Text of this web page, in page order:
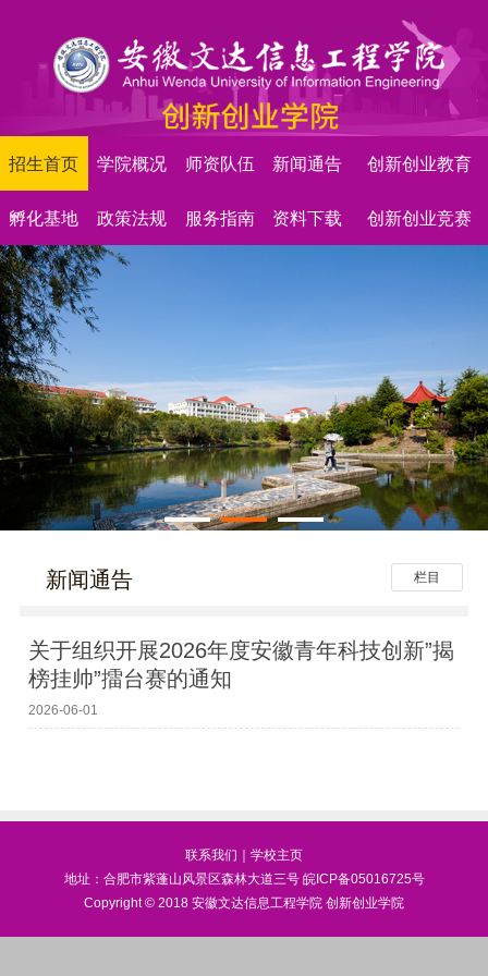
招生首页 学院概况 师资队伍 新闻通告 创新创业教育
孵化基地 政策法规 服务指南 资料下载 创新创业竞赛
栏目
新闻通告
关于组织开展2026年度安徽青年科技创新”揭
榜挂帅”擂台赛的通知
2026-06-01
联系我们
学校主页
地址：合肥市紫蓬山风景区森林大道三号 皖ICP备05016725号
Copyright © 2018 安徽文达信息工程学院 创新创业学院